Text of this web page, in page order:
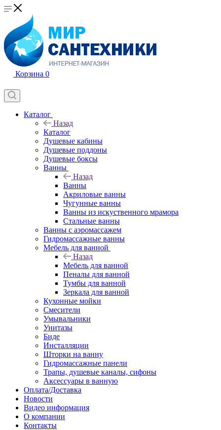
Корзина 0
Каталог
Назад
Каталог
Душевые кабины
Душевые поддоны
Душевые боксы
Ванны
Назад
Ванны
Акриловые ванны
Чугунные ванны
Ванны из искуственного мрамора
Стальные ванны
Ванны с аэромассажем
Гидромассажные ванны
Мебель для ванной
Назад
Мебель для ванной
Пеналы для ванной
Тумбы для ванной
Зеркала для ванной
Кухонные мойки
Смесители
Умывальники
Унитазы
Биде
Инсталляции
Шторки на ванну
Гидромассажные панели
Трапы, душевые каналы, сифоны
Аксессуары в ванную
Оплата/Доставка
Новости
Видео информация
О компании
Контакты